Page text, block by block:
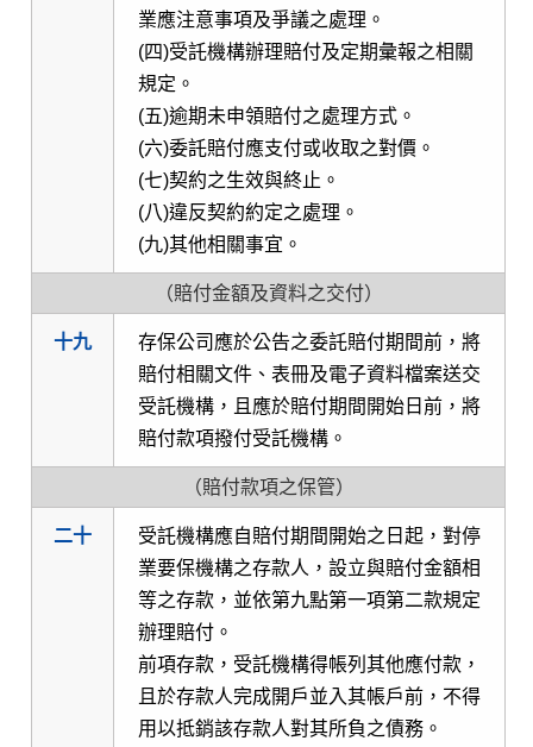
業應注意事項及爭議之處理。
(四)受託機構辦理賠付及定期彙報之相關
規定。
(五)逾期未申領賠付之處理方式。
(六)委託賠付應支付或收取之對價。
(七)契約之生效與終止。
(八)違反契約約定之處理。
(九)其他相關事宜。
（賠付金額及資料之交付）
十九
存保公司應於公告之委託賠付期間前，將
賠付相關文件、表冊及電子資料檔案送交
受託機構，且應於賠付期間開始日前，將
賠付款項撥付受託機構。
（賠付款項之保管）
二十
受託機構應自賠付期間開始之日起，對停
業要保機構之存款人，設立與賠付金額相
等之存款，並依第九點第一項第二款規定
辦理賠付。
前項存款，受託機構得帳列其他應付款，
且於存款人完成開戶並入其帳戶前，不得
用以抵銷該存款人對其所負之債務。